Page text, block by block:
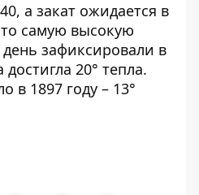
а закат ожидается в
самую высокую
день зафиксировали в
достигла 20° тепла.
в 1897 году – 13°